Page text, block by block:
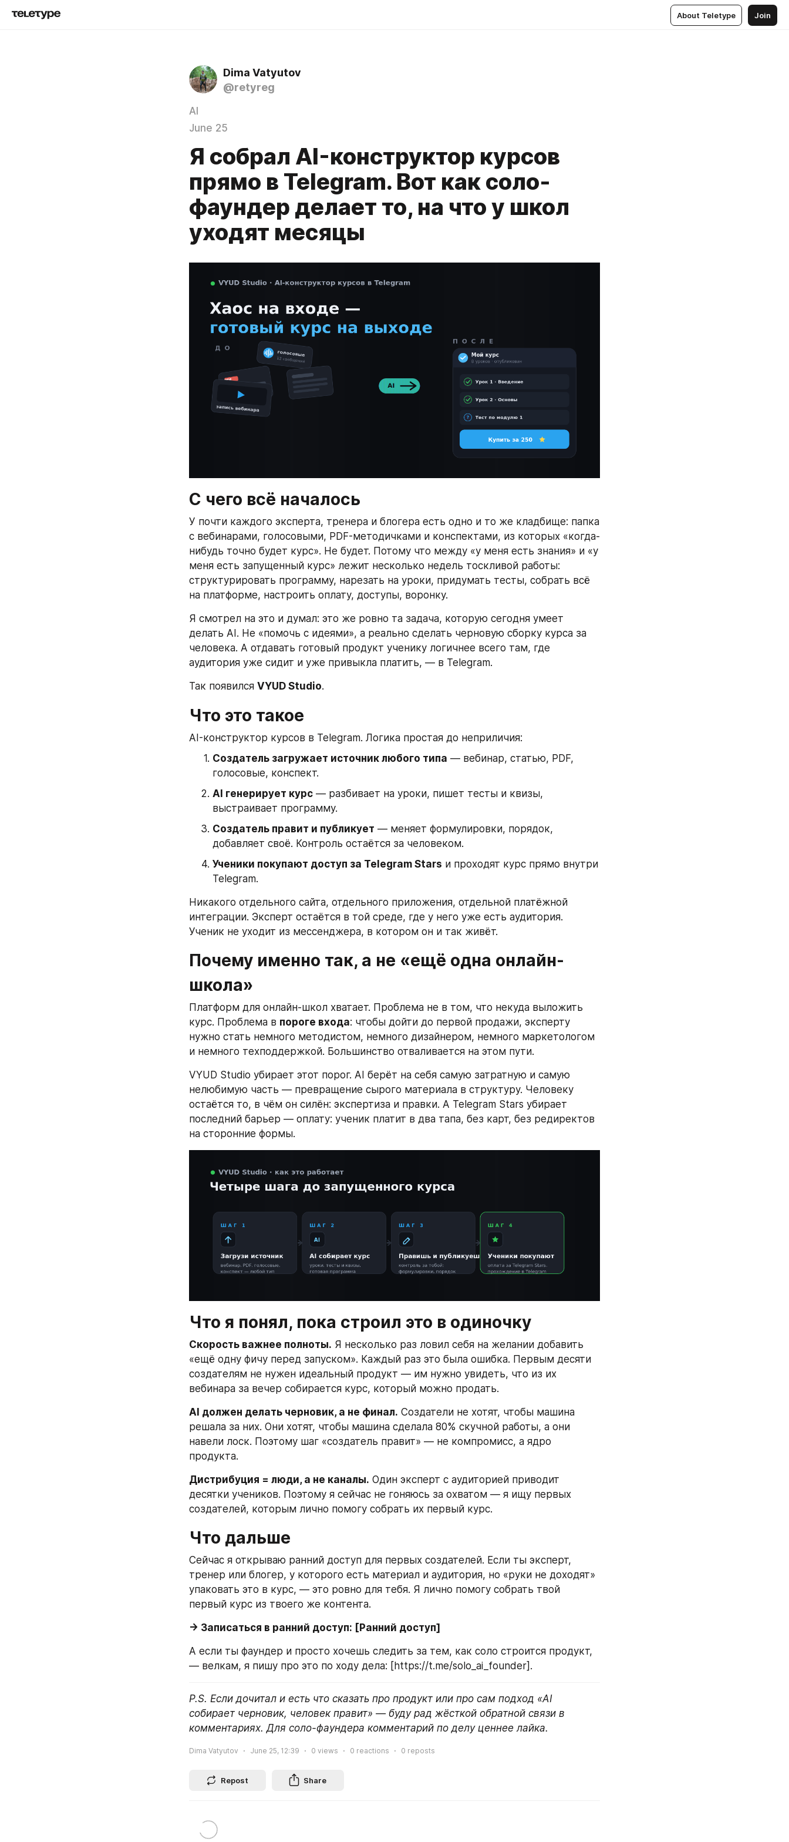
About Teletype Join
Dima Vatyutov
@retyreg
AI
June 25
Я собрал AI-конструктор курсов
прямо в Telegram. Вот как соло-
фаундер делает то, на что у школ
уходят месяцы
С чего всё началось
У почти каждого эксперта, тренера и блогера есть одно и то же кладбище: папка
с вебинарами, голосовыми, PDF-методичками и конспектами, из которых «когда-
нибудь точно будет курс». Не будет. Потому что между «у меня есть знания» и «у
меня есть запущенный курс» лежит несколько недель тоскливой работы:
структурировать программу, нарезать на уроки, придумать тесты, собрать всё
на платформе, настроить оплату, доступы, воронку.
Я смотрел на это и думал: это же ровно та задача, которую сегодня умеет
делать AI. Не «помочь с идеями», а реально сделать черновую сборку курса за
человека. А отдавать готовый продукт ученику логичнее всего там, где
аудитория уже сидит и уже привыкла платить, — в Telegram.
Так появился VYUD Studio.
Что это такое
AI-конструктор курсов в Telegram. Логика простая до неприличия:
Создатель загружает источник любого типа — вебинар, статью, PDF,
голосовые, конспект.
AI генерирует курс — разбивает на уроки, пишет тесты и квизы,
выстраивает программу.
Создатель правит и публикует — меняет формулировки, порядок,
добавляет своё. Контроль остаётся за человеком.
Ученики покупают доступ за Telegram Stars и проходят курс прямо внутри
Telegram.
Никакого отдельного сайта, отдельного приложения, отдельной платёжной
интеграции. Эксперт остаётся в той среде, где у него уже есть аудитория.
Ученик не уходит из мессенджера, в котором он и так живёт.
Почему именно так, а не «ещё одна онлайн-
школа»
Платформ для онлайн-школ хватает. Проблема не в том, что некуда выложить
курс. Проблема в пороге входа: чтобы дойти до первой продажи, эксперту
нужно стать немного методистом, немного дизайнером, немного маркетологом
и немного техподдержкой. Большинство отваливается на этом пути.
VYUD Studio убирает этот порог. AI берёт на себя самую затратную и самую
нелюбимую часть — превращение сырого материала в структуру. Человеку
остаётся то, в чём он силён: экспертиза и правки. А Telegram Stars убирает
последний барьер — оплату: ученик платит в два тапа, без карт, без редиректов
на сторонние формы.
Что я понял, пока строил это в одиночку
Скорость важнее полноты. Я несколько раз ловил себя на желании добавить
«ещё одну фичу перед запуском». Каждый раз это была ошибка. Первым десяти
создателям не нужен идеальный продукт — им нужно увидеть, что из их
вебинара за вечер собирается курс, который можно продать.
AI должен делать черновик, а не финал. Создатели не хотят, чтобы машина
решала за них. Они хотят, чтобы машина сделала 80% скучной работы, а они
навели лоск. Поэтому шаг «создатель правит» — не компромисс, а ядро
продукта.
Дистрибуция = люди, а не каналы. Один эксперт с аудиторией приводит
десятки учеников. Поэтому я сейчас не гоняюсь за охватом — я ищу первых
создателей, которым лично помогу собрать их первый курс.
Что дальше
Сейчас я открываю ранний доступ для первых создателей. Если ты эксперт,
тренер или блогер, у которого есть материал и аудитория, но «руки не доходят»
упаковать это в курс, — это ровно для тебя. Я лично помогу собрать твой
первый курс из твоего же контента.
→ Записаться в ранний доступ: [Ранний доступ]
А если ты фаундер и просто хочешь следить за тем, как соло строится продукт,
— велкам, я пишу про это по ходу дела: [https://t.me/solo_ai_founder].
P.S. Если дочитал и есть что сказать про продукт или про сам подход «AI
собирает черновик, человек правит» — буду рад жёсткой обратной связи в
комментариях. Для соло-фаундера комментарий по делу ценнее лайка.
Dima Vatyutov June 25, 12:39 0 views 0 reactions 0 reposts
Repost Share